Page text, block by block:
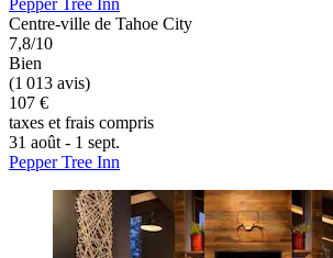
Pepper Tree Inn
Centre-ville de Tahoe City
7,8/10
Bien
(1 013 avis)
107 €
taxes et frais compris
31 août - 1 sept.
Pepper Tree Inn